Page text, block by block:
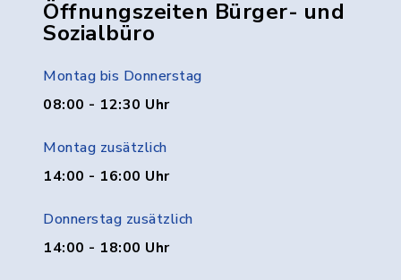
Öffnungszeiten Bürger- und
Sozialbüro
Montag bis Donnerstag
08:00 - 12:30 Uhr
Montag zusätzlich
14:00 - 16:00 Uhr
Donnerstag zusätzlich
14:00 - 18:00 Uhr